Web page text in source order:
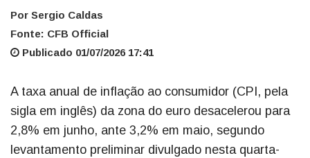
Por Sergio Caldas
Fonte: CFB Official
Publicado 01/07/2026 17:41
A taxa anual de inflação ao consumidor (CPI, pela
sigla em inglês) da zona do euro desacelerou para
2,8% em junho, ante 3,2% em maio, segundo
levantamento preliminar divulgado nesta quarta-